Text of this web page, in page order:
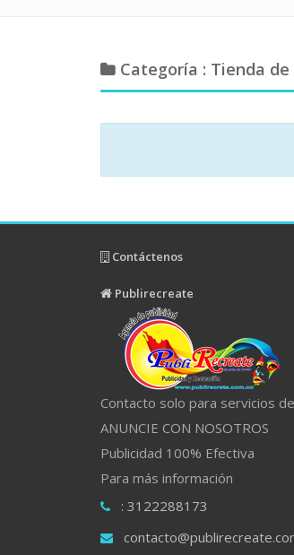
Categoría : Tienda de
Contáctenos
Publirecreate
Contacto solo para servicios
ANUNCIE CON NOSOTROS
Publicidad 100% Efectiva
Para más información
: 3122288173